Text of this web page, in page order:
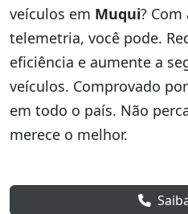
veículos em Muqui?
telemetria, você pode.
eficiência e aumente a
veículos. Comprovado
em todo o país. Não
merece o melhor.